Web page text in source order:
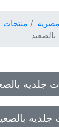
منتجات
بالصعيد